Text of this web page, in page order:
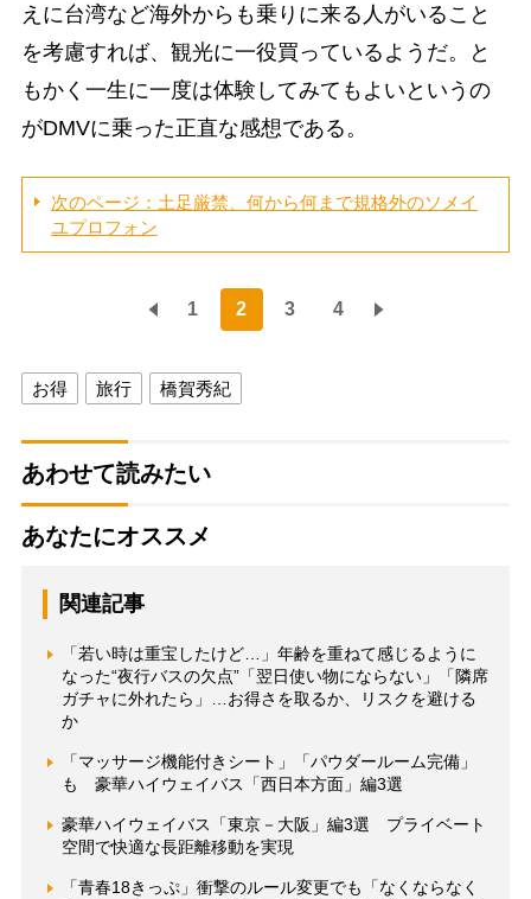
えに台湾など海外からも乗りに来る人がいること
を考慮すれば、観光に一役買っているようだ。と
もかく一生に一度は体験してみてもよいというの
がDMVに乗った正直な感想である。
次のページ：土足厳禁、何から何まで規格外のソメイ
ユプロフォン
1 2 3 4
お得 旅行 橋賀秀紀
あわせて読みたい
あなたにオススメ
関連記事
「若い時は重宝したけど…」年齢を重ねて感じるように
なった“夜行バスの欠点”「翌日使い物にならない」「隣席
ガチャに外れたら」…お得さを取るか、リスクを避ける
か
「マッサージ機能付きシート」「パウダールーム完備」
も 豪華ハイウェイバス「西日本方面」編3選
豪華ハイウェイバス「東京－大阪」編3選 プライベート
空間で快適な長距離移動を実現
「青春18きっぷ」衝撃のルール変更でも「なくならなく